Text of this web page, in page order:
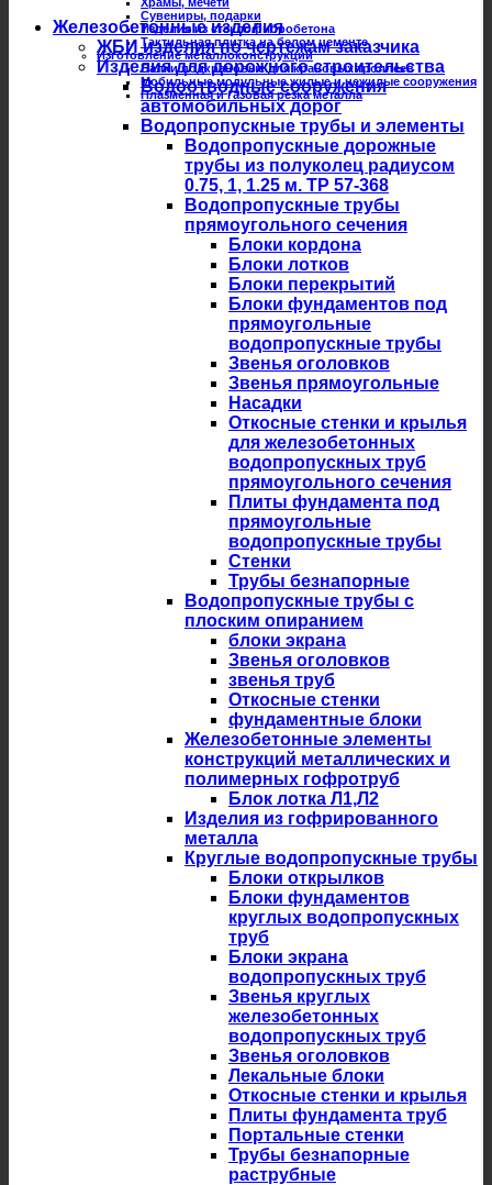
Сувениры, подарки
Изделия из стеклофибробетона
Тактильная плитка на белом цементе
Изготовление металлоконструкций
Балки подкрановые для крановых троллеев
Мобильные модульные жилые и нежилые сооружения
Плазменная и газовая резка металла
Железобетонные изделия
ЖБИ изделия по чертежам заказчика
Изделия для дорожного строительства
Водоотводные сооружения
автомобильных дорог
Водопропускные трубы и элементы
Водопропускные дорожные
трубы из полуколец радиусом
0.75, 1, 1.25 м. ТР 57-368
Водопропускные трубы
прямоугольного сечения
Блоки кордона
Блоки лотков
Блоки перекрытий
Блоки фундаментов под
прямоугольные
водопропускные трубы
Звенья оголовков
Звенья прямоугольные
Насадки
Откосные стенки и крылья
для железобетонных
водопропускных труб
прямоугольного сечения
Плиты фундамента под
прямоугольные
водопропускные трубы
Стенки
Трубы безнапорные
Водопропускные трубы с
плоским опиранием
блоки экрана
Звенья оголовков
звенья труб
Откосные стенки
фундаментные блоки
Железобетонные элементы
конструкций металлических и
полимерных гофротруб
Блок лотка Л1,Л2
Изделия из гофрированного
металла
Круглые водопропускные трубы
Блоки открылков
Блоки фундаментов
круглых водопропускных
труб
Блоки экрана
водопропускных труб
Звенья круглых
железобетонных
водопропускных труб
Звенья оголовков
Лекальные блоки
Откосные стенки и крылья
Плиты фундамента труб
Портальные стенки
Трубы безнапорные
раструбные